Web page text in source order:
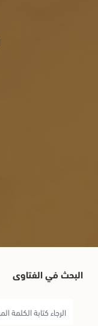
البحث في الفتاوى